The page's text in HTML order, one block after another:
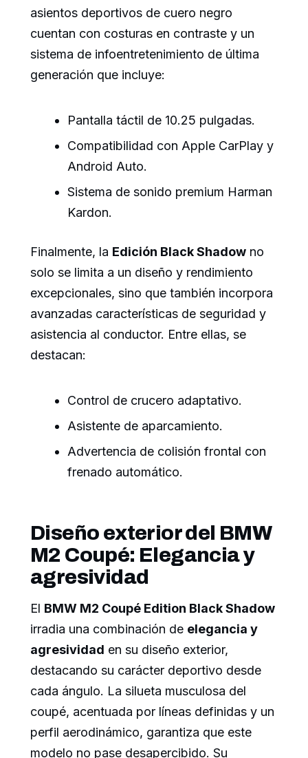
asientos deportivos de cuero negro
cuentan con costuras en contraste y un
sistema de infoentretenimiento de última
generación que incluye:
Pantalla táctil de 10.25 pulgadas.
Compatibilidad con Apple CarPlay y
Android Auto.
Sistema de sonido premium Harman
Kardon.
Finalmente, la Edición Black Shadow no
solo se limita a un diseño y rendimiento
excepcionales, sino que también incorpora
avanzadas características de seguridad y
asistencia al conductor. Entre ellas, se
destacan:
Control de crucero adaptativo.
Asistente de aparcamiento.
Advertencia de colisión frontal con
frenado automático.
Diseño exterior del BMW
M2 Coupé: Elegancia y
agresividad
El BMW M2 Coupé Edition Black Shadow
irradia una combinación de elegancia y
agresividad en su diseño exterior,
destacando su carácter deportivo desde
cada ángulo. La silueta musculosa del
coupé, acentuada por líneas definidas y un
perfil aerodinámico, garantiza que este
modelo no pase desapercibido. Su